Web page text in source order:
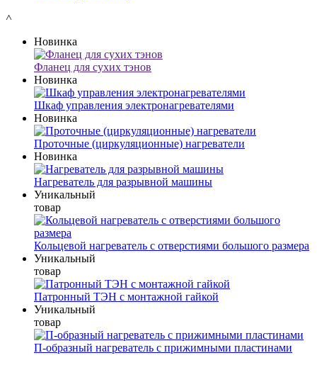
˄
Новинка
Фланец для сухих тэнов
Новинка
Шкаф управления электронагревателями
Новинка
Проточные (циркуляционные) нагреватели
Новинка
Нагреватель для разрывной машины
Уникальный
товар
Кольцевой нагреватель с отверстиями большого размера
Уникальный
товар
Патронный ТЭН с монтажной гайкой
Уникальный
товар
П-образный нагреватель с прижимными пластинами